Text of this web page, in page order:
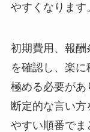
やすくなります
初期費用、報酬
を確認し、楽
極める必要があ
断定的な言い方
やすい順番でま